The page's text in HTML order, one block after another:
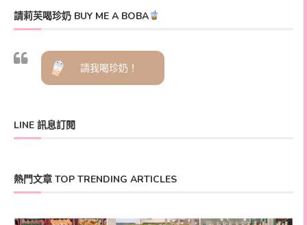
請莉芙喝珍奶 BUY ME A BOBA
請我喝珍奶！
LINE 訊息訂閱
熱門文章 TOP TRENDING ARTICLES